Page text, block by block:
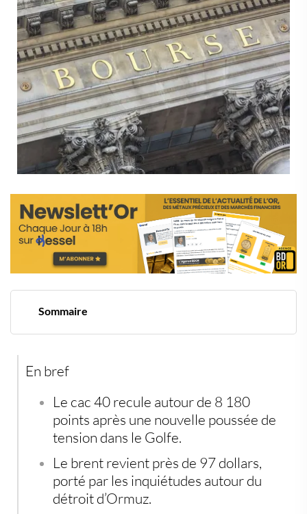
Sommaire
La dette d’entreprise reste active
En bref
Le cac 40 recule autour de 8 180
points après une nouvelle poussée de
tension dans le Golfe.
Le brent revient près de 97 dollars,
porté par les inquiétudes autour du
détroit d’Ormuz.